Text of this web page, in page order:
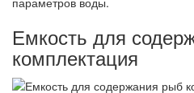
Емкость для
комплектация